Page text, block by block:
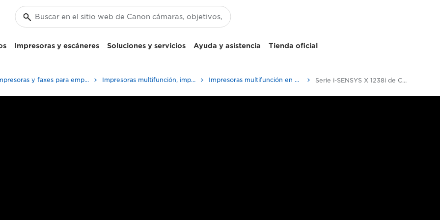
Impresoras y escáneres Soluciones y servicios Ayuda y asistencia Tienda oficial
Impresoras y faxes para empresa y oficina Impresoras multifunción, impresoras todo en uno Impresoras multifunción en blanco y negro Serie i-SENSYS X 1238i de Canon